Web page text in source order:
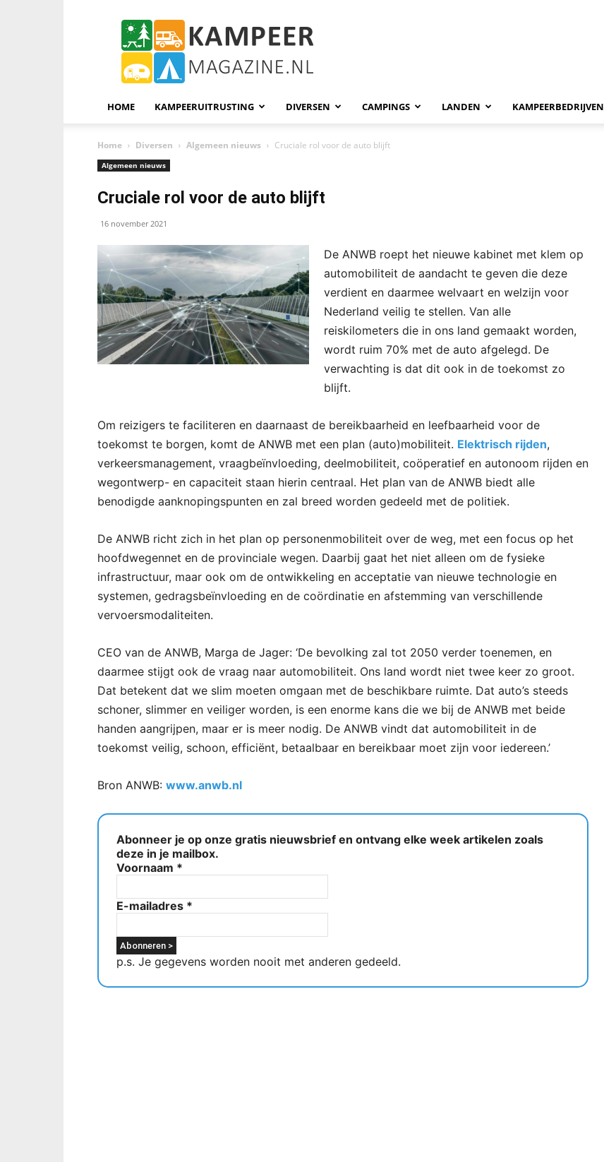
KampeerMagazine
HOME KAMPEERUITRUSTING DIVERSEN CAMPINGS LANDEN KAMPEERBEDRIJVEN
Home Diversen Algemeen nieuws Cruciale rol voor de auto blijft
Algemeen nieuws
Cruciale rol voor de auto blijft
16 november 2021
De ANWB roept het nieuwe kabinet met klem op
automobiliteit de aandacht te geven die deze
verdient en daarmee welvaart en welzijn voor
Nederland veilig te stellen. Van alle
reiskilometers die in ons land gemaakt worden,
wordt ruim 70% met de auto afgelegd. De
verwachting is dat dit ook in de toekomst zo
blijft.
Om reizigers te faciliteren en daarnaast de bereikbaarheid en leefbaarheid voor de
toekomst te borgen, komt de ANWB met een plan (auto)mobiliteit. Elektrisch rijden,
verkeersmanagement, vraagbeïnvloeding, deelmobiliteit, coöperatief en autonoom rijden en
wegontwerp- en capaciteit staan hierin centraal. Het plan van de ANWB biedt alle
benodigde aanknopingspunten en zal breed worden gedeeld met de politiek.
De ANWB richt zich in het plan op personenmobiliteit over de weg, met een focus op het
hoofdwegennet en de provinciale wegen. Daarbij gaat het niet alleen om de fysieke
infrastructuur, maar ook om de ontwikkeling en acceptatie van nieuwe technologie en
systemen, gedragsbeïnvloeding en de coördinatie en afstemming van verschillende
vervoersmodaliteiten.
CEO van de ANWB, Marga de Jager: ‘De bevolking zal tot 2050 verder toenemen, en
daarmee stijgt ook de vraag naar automobiliteit. Ons land wordt niet twee keer zo groot.
Dat betekent dat we slim moeten omgaan met de beschikbare ruimte. Dat auto’s steeds
schoner, slimmer en veiliger worden, is een enorme kans die we bij de ANWB met beide
handen aangrijpen, maar er is meer nodig. De ANWB vindt dat automobiliteit in de
toekomst veilig, schoon, efficiënt, betaalbaar en bereikbaar moet zijn voor iedereen.’
Bron ANWB: www.anwb.nl
Abonneer je op onze gratis nieuwsbrief en ontvang elke week artikelen zoals
deze in je mailbox.
Voornaam *
E-mailadres *
p.s. Je gegevens worden nooit met anderen gedeeld.